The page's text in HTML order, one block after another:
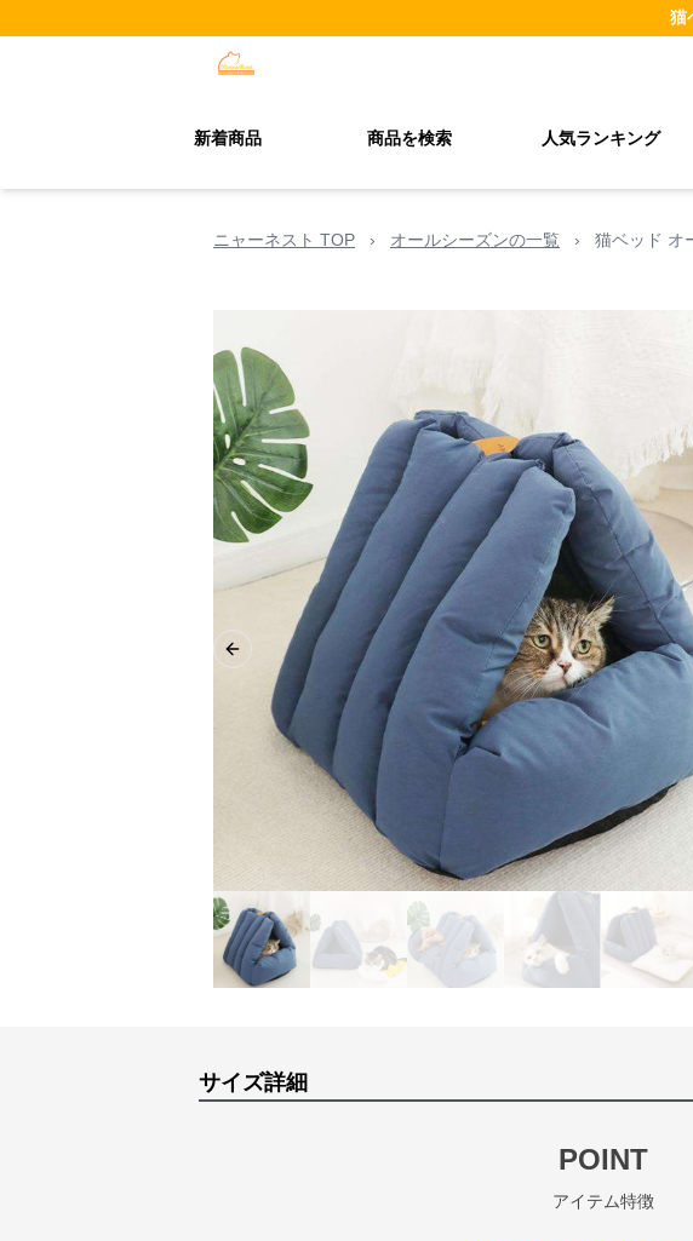
猫
新着商品 商品を検索 人気ランキング
ニャーネスト TOP › オールシーズンの一覧 › 猫ベッド オ
Previous slide
サイズ詳細
POINT
アイテム特徴